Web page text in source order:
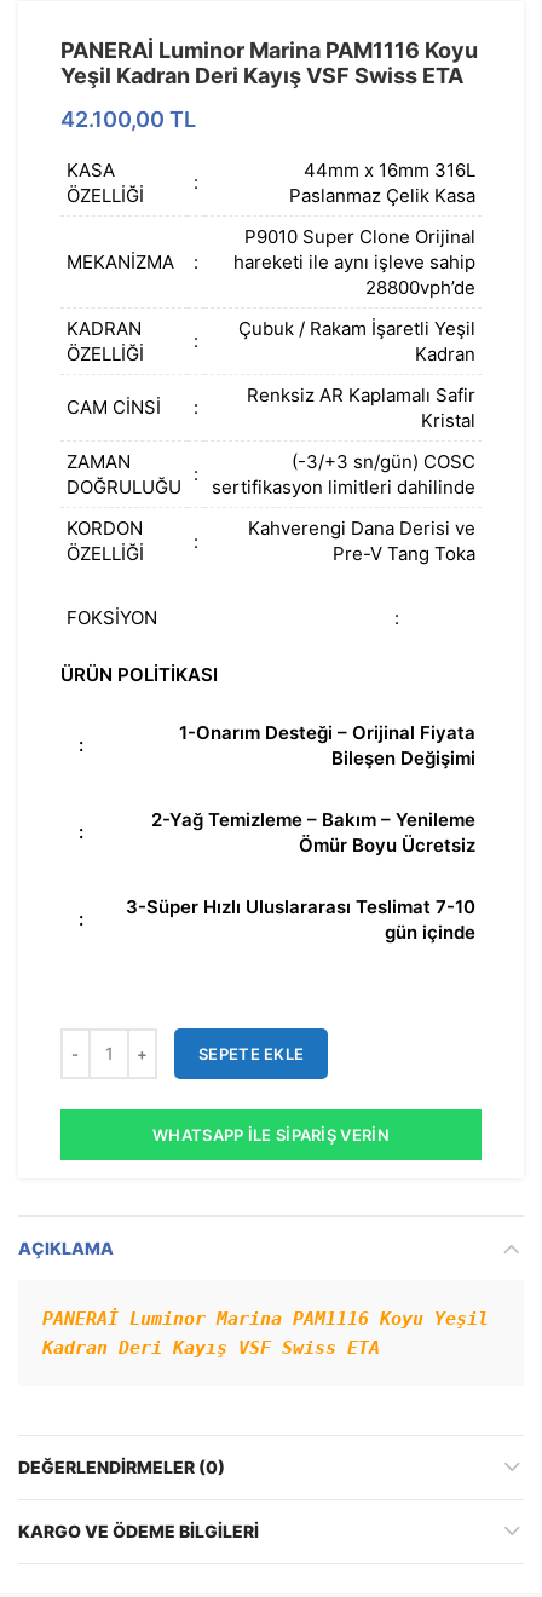
PANERAİ Luminor Marina PAM1116 Koyu
Yeşil Kadran Deri Kayış VSF Swiss ETA
42.100,00 TL
KASA
ÖZELLİĞİ
:
44mm x 16mm 316L
Paslanmaz Çelik Kasa
MEKANİZMA :
P9010 Super Clone Orijinal
hareketi ile aynı işleve sahip
28800vph’de
KADRAN
ÖZELLİĞİ
:
Çubuk / Rakam İşaretli Yeşil
Kadran
CAM CİNSİ :
Renksiz AR Kaplamalı Safir
Kristal
ZAMAN
DOĞRULUĞU
:
(-3/+3 sn/gün) COSC
sertifikasyon limitleri dahilinde
KORDON
ÖZELLİĞİ
:
Kahverengi Dana Derisi ve
Pre-V Tang Toka
FOKSİYON :
ÜRÜN POLİTİKASI
:
1-Onarım Desteği – Orijinal Fiyata
Bileşen Değişimi
:
2-Yağ Temizleme – Bakım – Yenileme
Ömür Boyu Ücretsiz
:
3-Süper Hızlı Uluslararası Teslimat 7-10
gün içinde
SEPETE EKLE
WHATSAPP İLE SIPARIŞ VERIN
AÇIKLAMA
PANERAİ Luminor Marina PAM1116 Koyu Yeşil
Kadran Deri Kayış VSF Swiss ETA
DEĞERLENDIRMELER (0)
KARGO VE ÖDEME BILGILERI